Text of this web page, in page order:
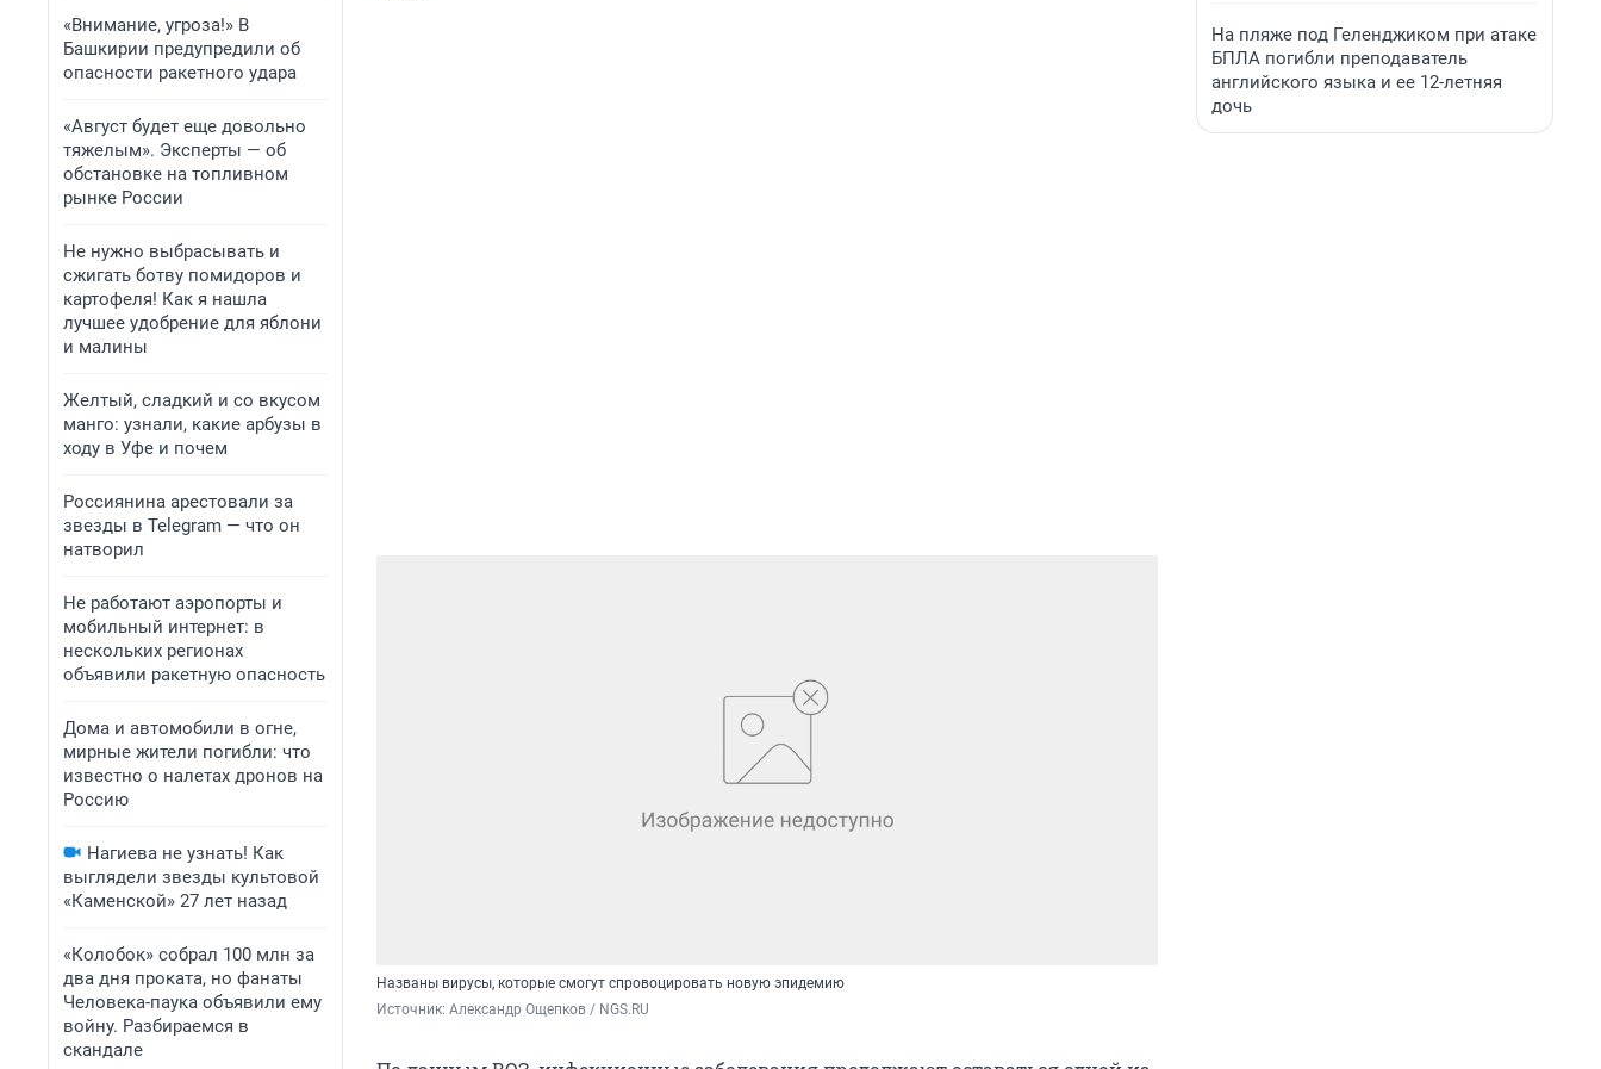
«Внимание, угроза!» В
Башкирии предупредили об
опасности ракетного удара
«Август будет еще довольно
тяжелым». Эксперты — об
обстановке на топливном
рынке России
Не нужно выбрасывать и
сжигать ботву помидоров и
картофеля! Как я нашла
лучшее удобрение для яблони
и малины
Желтый, сладкий и со вкусом
манго: узнали, какие арбузы в
ходу в Уфе и почем
Россиянина арестовали за
звезды в Telegram — что он
натворил
Не работают аэропорты и
мобильный интернет: в
нескольких регионах
объявили ракетную опасность
Дома и автомобили в огне,
мирные жители погибли: что
известно о налетах дронов на
Россию
Нагиева не узнать! Как
выглядели звезды культовой
«Каменской» 27 лет назад
«Колобок» собрал 100 млн за
два дня проката, но фанаты
Человека-паука объявили ему
войну. Разбираемся в
скандале
Названы вирусы, которые смогут спровоцировать новую эпидемию
Источник: Александр Ощепков / NGS.RU
На пляже под Геленджиком при атаке
БПЛА погибли преподаватель
английского языка и ее 12-летняя
дочь